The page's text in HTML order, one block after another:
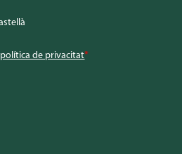
política de privacitat*